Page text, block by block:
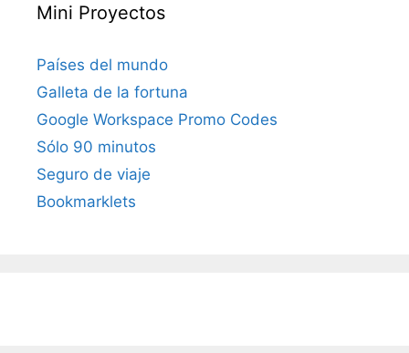
Mini Proyectos
Países del mundo
Galleta de la fortuna
Google Workspace Promo Codes
Sólo 90 minutos
Seguro de viaje
Bookmarklets